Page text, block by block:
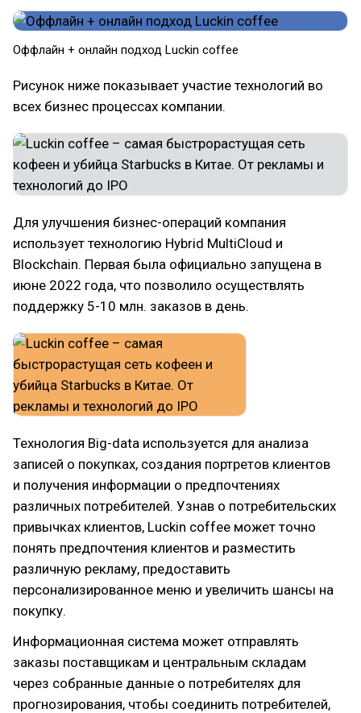
Оффлайн + онлайн подход Luckin coffee
Рисунок ниже показывает участие технологий во
всех бизнес процессах компании.
Для улучшения бизнес-операций компания
использует технологию Hybrid MultiCloud и
Blockchain. Первая была официально запущена в
июне 2022 года, что позволило осуществлять
поддержку 5-10 млн. заказов в день.
Технология Big-data используется для анализа
записей о покупках, создания портретов клиентов
и получения информации о предпочтениях
различных потребителей. Узнав о потребительских
привычках клиентов, Luckin coffee может точно
понять предпочтения клиентов и разместить
различную рекламу, предоставить
персонализированное меню и увеличить шансы на
покупку.
Информационная система может отправлять
заказы поставщикам и центральным складам
через собранные данные о потребителях для
прогнозирования, чтобы соединить потребителей,